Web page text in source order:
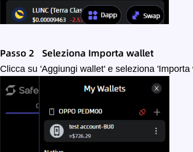
Passo 2 Seleziona Importa wallet
Clicca su 'Aggiungi wallet' e seleziona 'Importa